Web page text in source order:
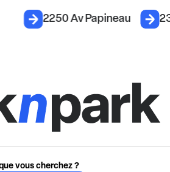
2250 Av Papineau
vous cherchez ?